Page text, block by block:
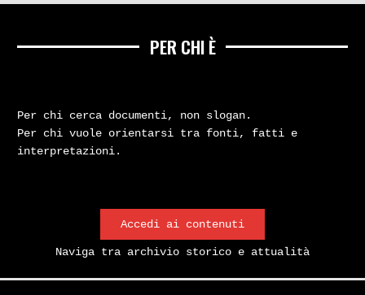
PER CHI È
Per chi cerca documenti, non slogan.
Per chi vuole orientarsi tra fonti, fatti e
interpretazioni.
Accedi ai contenuti
Naviga tra archivio storico e attualità